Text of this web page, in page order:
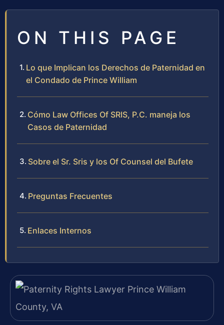
ON THIS PAGE
Lo que Implican los Derechos de Paternidad en
el Condado de Prince William
Cómo Law Offices Of SRIS, P.C. maneja los
Casos de Paternidad
Sobre el Sr. Sris y los Of Counsel del Bufete
Preguntas Frecuentes
Enlaces Internos